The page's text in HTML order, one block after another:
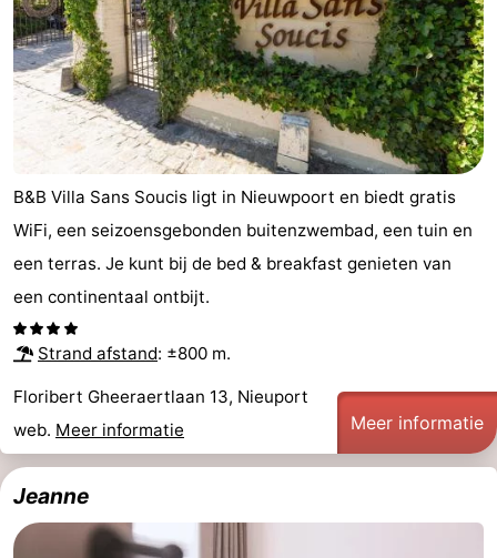
Nieuwpoort
-
Oostduinkerke
aan
zee
-
Westende
Last
minutes
Strand
Zien
doen
Bezienswaardigheden
-
Musea
-
Monumenten
-
Uitkijkpunten
Attracties
-
B&B Villa Sans Soucis ligt in Nieuwpoort en biedt gratis
WiFi, een seizoensgebonden buitenzwembad, een tuin en
een terras. Je kunt bij de bed & breakfast genieten van
een continentaal ontbijt.
Strand afstand: ±800 m.
Floribert Gheeraertlaan 13, Nieuport
web. Meer informatie Meer informatie
Jeanne